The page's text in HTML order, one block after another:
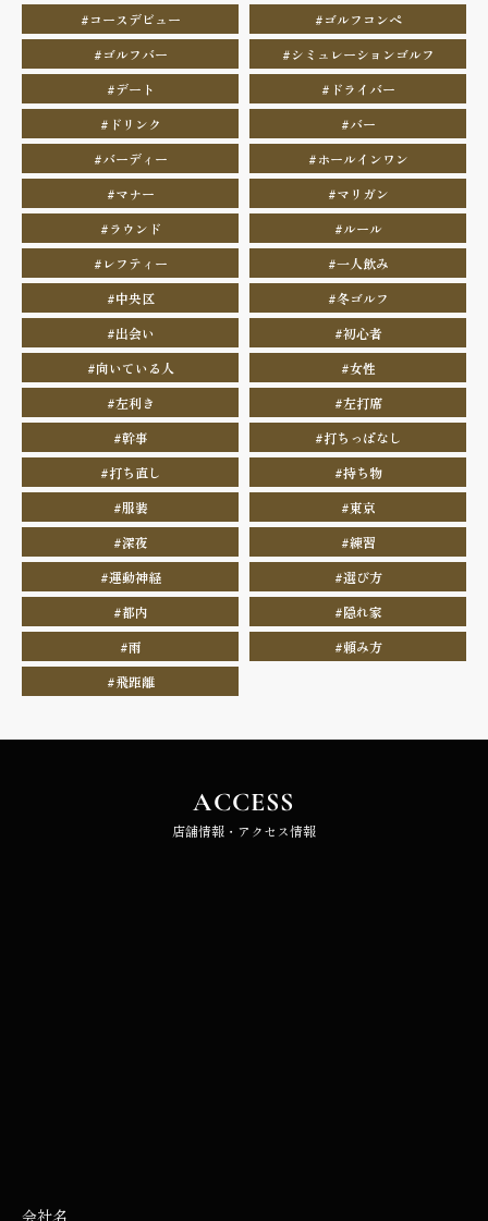
#コースデビュー
#ゴルフコンペ
#ゴルフバー
#シミュレーションゴルフ
#デート
#ドライバー
#ドリンク
#バー
#バーディー
#ホールインワン
#マナー
#マリガン
#ラウンド
#ルール
#レフティー
#一人飲み
#中央区
#冬ゴルフ
#出会い
#初心者
#向いている人
#女性
#左利き
#左打席
#幹事
#打ちっぱなし
#打ち直し
#持ち物
#服装
#東京
#深夜
#練習
#運動神経
#選び方
#都内
#隠れ家
#雨
#頼み方
#飛距離
ACCESS
店舗情報・アクセス情報
会社名